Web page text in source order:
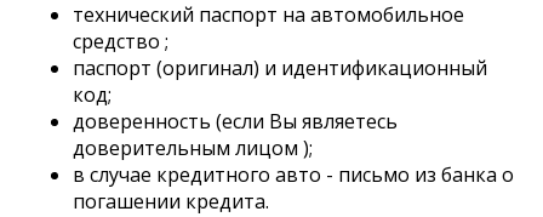
технический паспорт на автомобильное
средство ;
паспорт (оригинал) и идентификационный
код;
доверенность (если Вы являетесь
доверительным лицом );
в случае кредитного авто - письмо из банка о
погашении кредита.